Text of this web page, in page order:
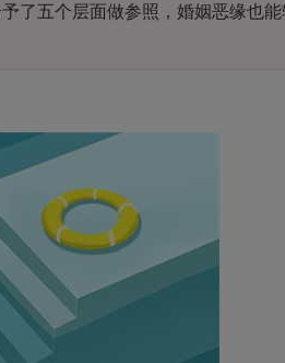
了五个层面做参照，婚姻恶缘也